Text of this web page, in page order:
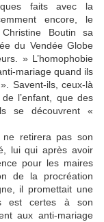
faits avec la
encore, le
Boutin sa
du Vendée Globe
» L’homophobie
mariage quand ils
Savent-ils, ceux-là
l’enfant, que des
se découvrent «
ne retirera pas son
lui qui après avoir
pour les maires
de la procréation
il promettait une
est certes à son
aux anti-mariage